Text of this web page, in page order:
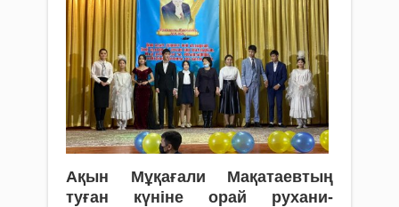
Ақын Мұқағали Мақатаевтың
туған күніне орай рухани-